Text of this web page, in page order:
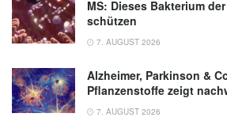
MS: Dieses Bakterium
schützen
7. AUGUST 2026
Alzheimer, Parkinson &
Pflanzenstoffe zeigt
7. AUGUST 2026